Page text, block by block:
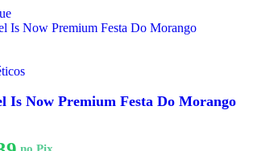
Is Now Premium Festa Do Morango